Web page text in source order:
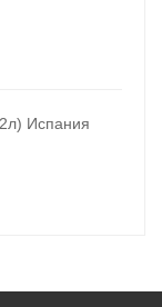
Испания